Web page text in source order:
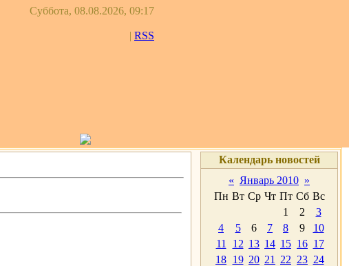
Суббота, 08.08.2026, 09:17
| RSS
Календарь новостей
« Январь 2010 »
Пн Вт Ср Чт Пт Сб Вс
1
2
3
4
5 6 7 8 9
10
11
12 13 14 15 16 17
18 19 20 21 22 23 24